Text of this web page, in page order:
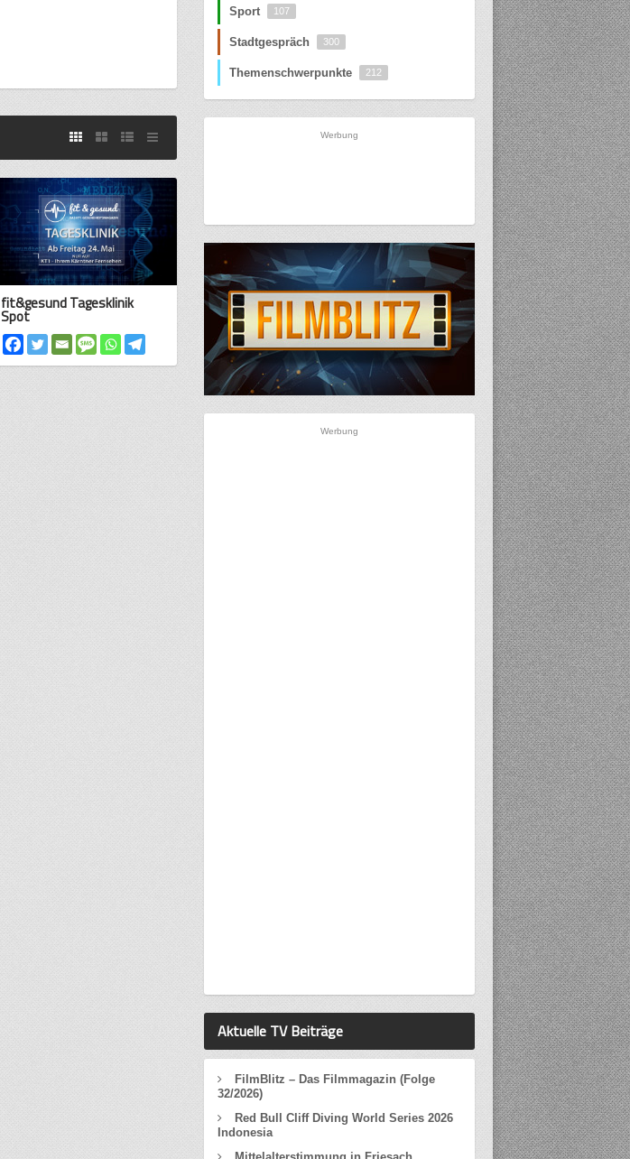
fit&gesund Tagesklinik
Spot
Sport 107
Stadtgespräch 300
Themenschwerpunkte 212
Werbung
Werbung
Aktuelle TV Beiträge
FilmBlitz – Das Filmmagazin (Folge
32/2026)
Red Bull Cliff Diving World Series 2026
Indonesia